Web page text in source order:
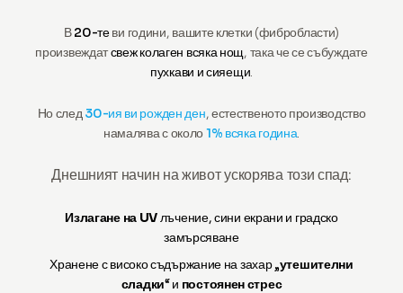
В20-теви години, вашите клетки (фибробласти)
произвеждатсвеж колаген всяка нощ, така че се събуждате
пухкави и сияещи.
Но след30-ия ви рожден ден, естественото производство
намалява с около1% всяка година.
Днешният начин на живот ускорява този спад:
Излагане на UVлъчение, сини екрани и градско
замърсяване
Хранене с високо съдържание на захар „утешителни
сладки“ и постоянен стрес